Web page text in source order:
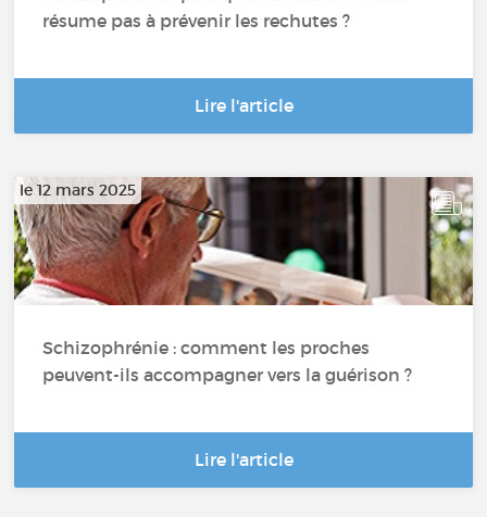
résume pas à prévenir les rechutes ?
Lire l'article
le 12 mars 2025
Schizophrénie : comment les proches
peuvent-ils accompagner vers la guérison ?
Lire l'article